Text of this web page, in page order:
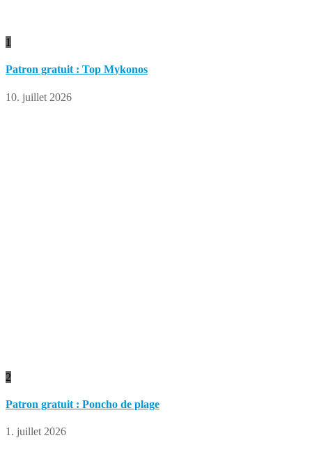
1
Patron gratuit : Top Mykonos
10. juillet 2026
2
Patron gratuit : Poncho de plage
1. juillet 2026